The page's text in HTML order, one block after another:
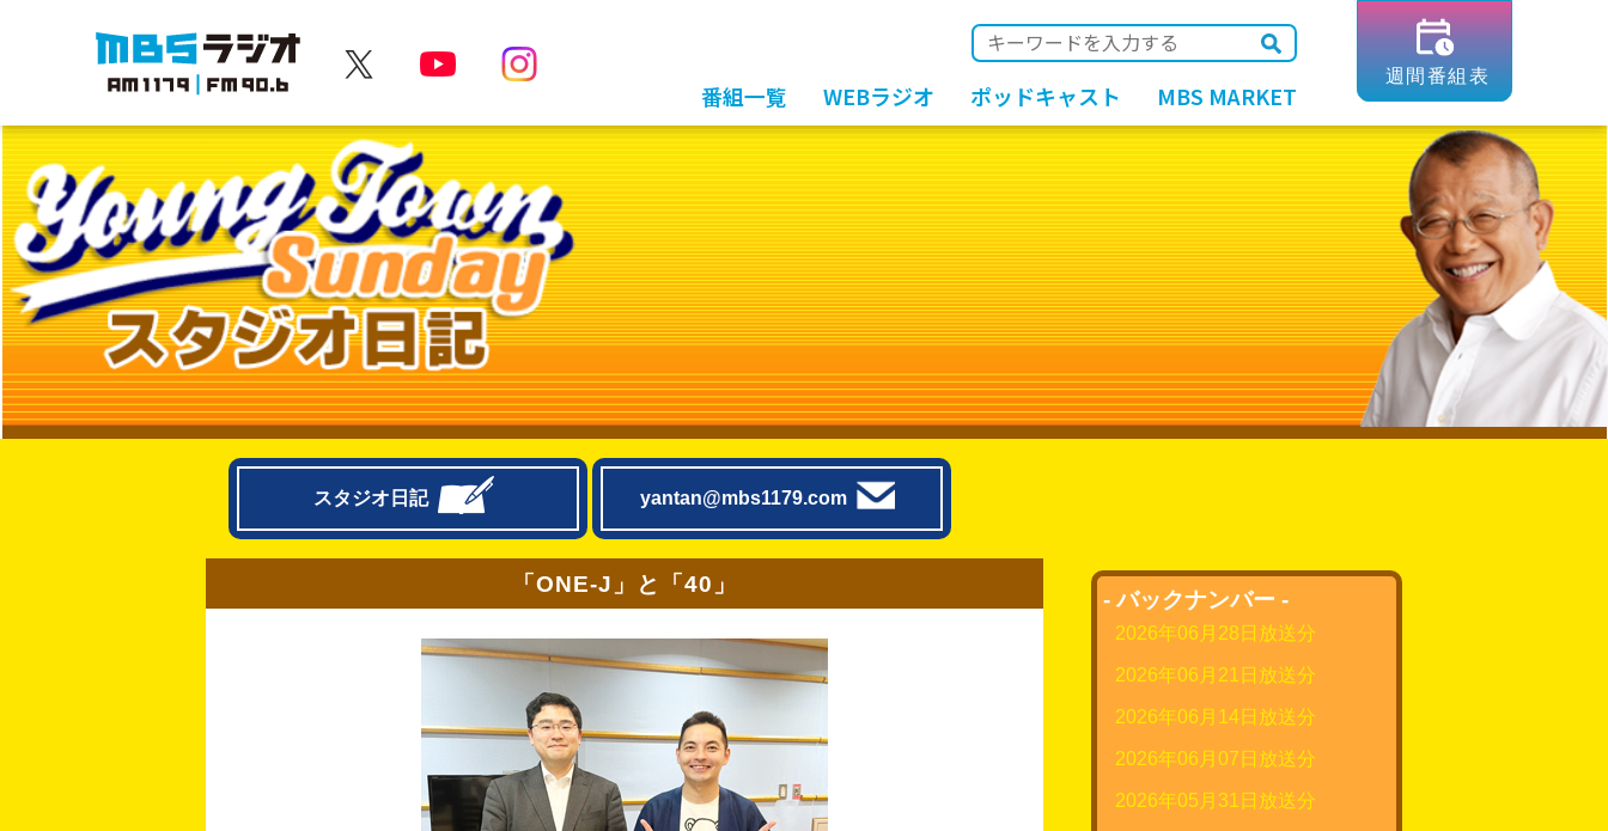
MBSラジオ 1179|FM90.6 番組一覧 WEBラジオ ポッドキャスト MBS MARKET
スタジオ日記 yantan@mbs1179.com
「ONE-J」と「40」
- バックナンバー -
2026年06月28日放送分
2026年06月21日放送分
2026年06月14日放送分
2026年06月07日放送分
2026年05月31日放送分